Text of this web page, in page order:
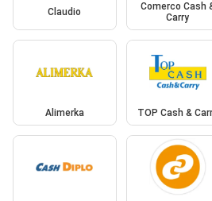
Claudio
Comerco Cash
Carry
Alimerka TOP Cash &